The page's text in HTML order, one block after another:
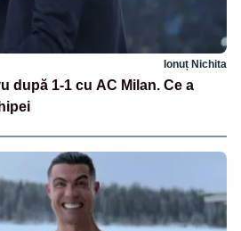
Ionuț Nichita
după 1-1 cu AC Milan. Ce a